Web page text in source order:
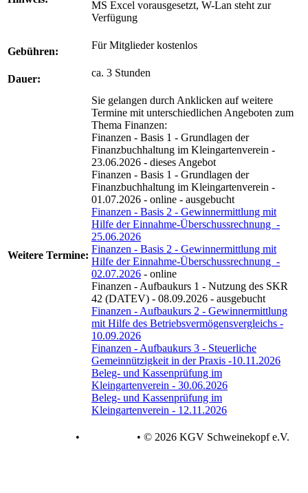
MS Excel vorausgesetzt, W-Lan steht zur
Verfügung
Gebühren:
Für Mitglieder kostenlos
Dauer:
ca. 3 Stunden
Weitere Termine:
Sie gelangen durch Anklicken auf weitere
Termine mit unterschiedlichen Angeboten zum
Thema Finanzen:
Finanzen - Basis 1 - Grundlagen der
Finanzbuchhaltung im Kleingartenverein -
23.06.2026 - dieses Angebot
Finanzen - Basis 1 - Grundlagen der
Finanzbuchhaltung im Kleingartenverein -
01.07.2026 - online - ausgebucht
Finanzen - Basis 2 - Gewinnermittlung mit
Hilfe der Einnahme-Überschussrechnung -
25.06.2026
Finanzen - Basis 2 - Gewinnermittlung mit
Hilfe der Einnahme-Überschussrechnung -
02.07.2026 - online
Finanzen - Aufbaukurs 1 - Nutzung des SKR
42 (DATEV) - 08.09.2026 - ausgebucht
Finanzen - Aufbaukurs 2 - Gewinnermittlung
mit Hilfe des Betriebsvermögensvergleichs -
10.09.2026
Finanzen - Aufbaukurs 3 - Steuerliche
Gemeinnützigkeit in der Praxis -10.11.2026
Beleg- und Kassenprüfung im
Kleingartenverein - 30.06.2026
Beleg- und Kassenprüfung im
Kleingartenverein - 12.11.2026
• • © 2026 KGV Schweinekopf e.V.